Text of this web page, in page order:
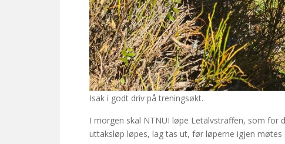
Isak i godt driv på treningsøkt.
I morgen skal NTNUI løpe Letälvsträffen, som for
uttaksløp løpes, lag tas ut, før løperne igjen